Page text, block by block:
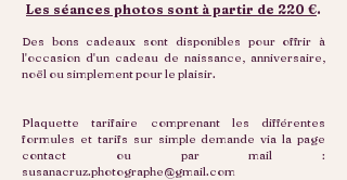
Les séances photos sont à partir de 220 €.
Des bons cadeaux sont disponibles pour offrir à
l'occasion d'un cadeau de naissance, anniversaire,
noël ou simplement pour le plaisir.
Plaquette tarifaire comprenant les différentes
formules et tarifs sur simple demandevia la page
contact ou par mail :
susanacruz.photographe@gmail.com